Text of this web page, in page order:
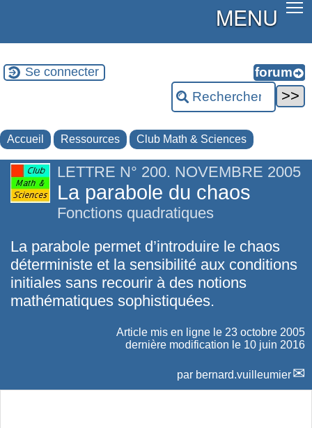
MENU
Se connecter
Accueil Ressources Club Math & Sciences
LETTRE N° 200. NOVEMBRE 2005
La parabole du chaos
Fonctions quadratiques
La parabole permet d’introduire le chaos
déterministe et la sensibilité aux conditions
initiales sans recourir à des notions
mathématiques sophistiquées.
Article mis en ligne le 23 octobre 2005
dernière modification le 10 juin 2016
par bernard.vuilleumier